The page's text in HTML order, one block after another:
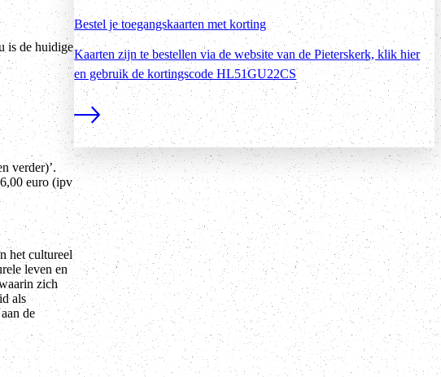
is de huidige
Bestel je toegangskaarten met korting
Kaarten zijn te bestellen via de website van de Pieterskerk, klik hier
en gebruik de kortingscode HL51GU22CS
Lees meer
verder)’.
euro (ipv
het cultureel
leven en
zich
als
de